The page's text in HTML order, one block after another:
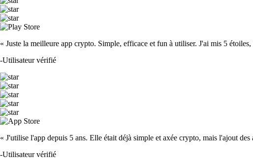
« Juste la meilleure app crypto. Simple, efficace et fun à utiliser. J'ai mis 5
-Utilisateur vérifié
« J'utilise l'app depuis 5 ans. Elle était déjà simple et axée crypto, mais l'ajout
-Utilisateur vérifié